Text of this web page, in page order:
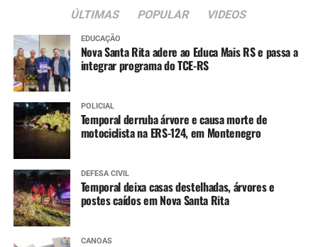
bastante a escolinha de
trânsito”, conta.
A dona de casa Sônia Gomes Chaves, 68, também
participou do evento.
“Adorei a programação.
Cheguei cedo no parque e
fiz aula de dança, ganhei
uma muda de cereja, que
vou plantar junto das
ÚLTIMAS POPULAR VIDEOS
EDUCAÇÃO
Nova Santa Rita adere ao Educa Mais RS e passa a
integrar programa do TCE-RS
POLICIAL
Temporal derruba árvore e causa morte de
motociclista na ERS-124, em Montenegro
DEFESA CIVIL
Temporal deixa casas destelhadas, árvores e
postes caídos em Nova Santa Rita
CANOAS